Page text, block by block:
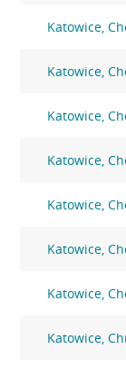
Katowice,
Katowice,
Katowice,
Katowice,
Katowice,
Katowice,
Katowice,
Katowice,